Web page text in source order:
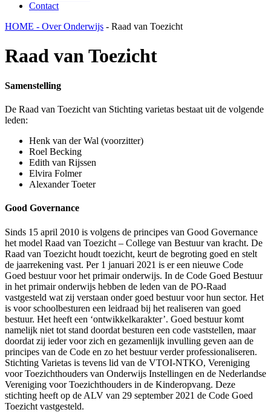
Contact
HOME - Over Onderwijs - Raad van Toezicht
Raad van Toezicht
Samenstelling
De Raad van Toezicht van Stichting varietas bestaat uit de volgende
leden:
Henk van der Wal (voorzitter)
Roel Becking
Edith van Rijssen
Elvira Folmer
Alexander Toeter
Good Governance
Sinds 15 april 2010 is volgens de principes van Good Governance
het model Raad van Toezicht – College van Bestuur van kracht. De
Raad van Toezicht houdt toezicht, keurt de begroting goed en stelt
de jaarrekening vast. Per 1 januari 2021 is er een nieuwe Code
Goed bestuur voor het primair onderwijs. In de Code Goed Bestuur
in het primair onderwijs hebben de leden van de PO-Raad
vastgesteld wat zij verstaan onder goed bestuur voor hun sector. Het
is voor schoolbesturen een leidraad bij het realiseren van goed
bestuur. Het heeft een ‘ontwikkelkarakter’. Goed bestuur komt
namelijk niet tot stand doordat besturen een code vaststellen, maar
doordat zij ieder voor zich en gezamenlijk invulling geven aan de
principes van de Code en zo het bestuur verder professionaliseren.
Stichting Varietas is tevens lid van de VTOI-NTKO, Vereniging
voor Toezichthouders van Onderwijs Instellingen en de Nederlandse
Vereniging voor Toezichthouders in de Kinderopvang. Deze
stichting heeft op de ALV van 29 september 2021 de Code Goed
Toezicht vastgesteld.